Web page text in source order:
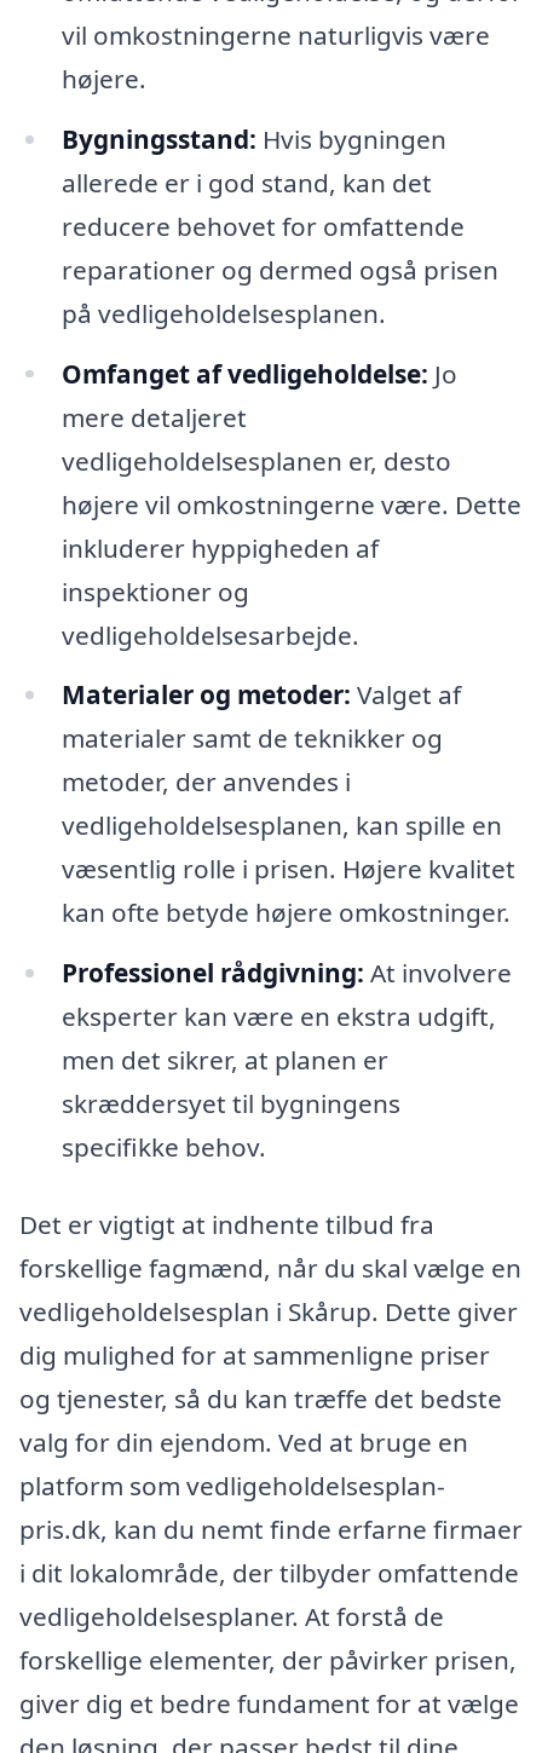
vil omkostningerne naturligvis være
højere.
Bygningsstand: Hvis bygningen
allerede er i god stand, kan det
reducere behovet for omfattende
reparationer og dermed også prisen
på vedligeholdelsesplanen.
Omfanget af vedligeholdelse: Jo
mere detaljeret
vedligeholdelsesplanen er, desto
højere vil omkostningerne være. Dette
inkluderer hyppigheden af
inspektioner og
vedligeholdelsesarbejde.
Materialer og metoder: Valget af
materialer samt de teknikker og
metoder, der anvendes i
vedligeholdelsesplanen, kan spille en
væsentlig rolle i prisen. Højere kvalitet
kan ofte betyde højere omkostninger.
Professionel rådgivning: At involvere
eksperter kan være en ekstra udgift,
men det sikrer, at planen er
skræddersyet til bygningens
specifikke behov.
Det er vigtigt at indhente tilbud fra
forskellige fagmænd, når du skal vælge en
vedligeholdelsesplan i Skårup. Dette giver
dig mulighed for at sammenligne priser
og tjenester, så du kan træffe det bedste
valg for din ejendom. Ved at bruge en
platform som vedligeholdelsesplan-
pris.dk, kan du nemt finde erfarne firmaer
i dit lokalområde, der tilbyder omfattende
vedligeholdelsesplaner. At forstå de
forskellige elementer, der påvirker prisen,
giver dig et bedre fundament for at vælge